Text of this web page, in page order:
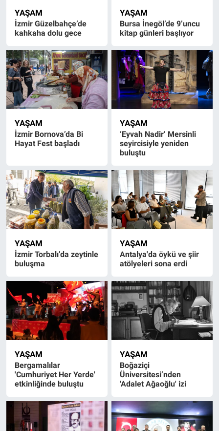
YAŞAM
İzmir Güzelbahçe’de
kahkaha dolu gece
YAŞAM
Bursa İnegöl’de 9’uncu
kitap günleri başlıyor
YAŞAM
İzmir Bornova’da Bi
Hayat Fest başladı
YAŞAM
‘Eyvah Nadir’ Mersinli
seyircisiyle yeniden
buluştu
YAŞAM
İzmir Torbalı’da zeytinle
buluşma
YAŞAM
Antalya'da öykü ve şiir
atölyeleri sona erdi
YAŞAM
Bergamalılar
'Cumhuriyet Her Yerde'
etkinliğinde buluştu
YAŞAM
Boğaziçi
Üniversitesi’nden
'Adalet Ağaoğlu' izi